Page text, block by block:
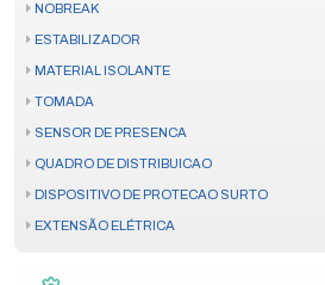
NOBREAK
ESTABILIZADOR
MATERIAL ISOLANTE
TOMADA
SENSOR DE PRESENCA
QUADRO DE DISTRIBUICAO
DISPOSITIVO DE PROTECAO SURTO
EXTENSÃO ELÉTRICA